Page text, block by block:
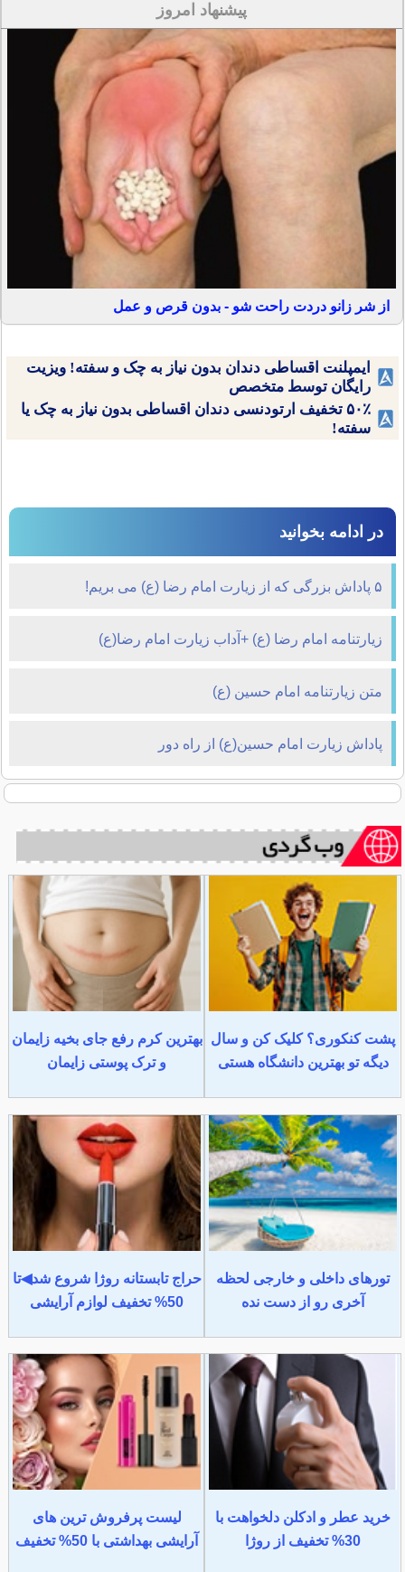
پیشنهاد امروز
از شر زانو دردت راحت شو - بدون قرص و عمل
ایمپلنت اقساطی دندان بدون نیاز به چک و سفته! ویزیت
رایگان توسط متخصص
۵۰٪ تخفیف ارتودنسی دندان اقساطی بدون نیاز به چک یا
سفته!
در ادامه بخوانید
۵ پاداش بزرگی که از زیارت امام رضا (ع) می بریم!
زیارتنامه امام رضا (ع) +آداب زیارت امام رضا(ع)
متن زیارتنامه امام حسین (ع)
پاداش زیارت امام حسین(ع) از راه دور
پشت کنکوری؟ کلیک کن و سال
دیگه تو بهترین دانشگاه هستی
بهترین کرم رفع جای بخیه زایمان
و ترک پوستی زایمان
تورهای داخلی و خارجی لحظه
آخری رو از دست نده
حراج تابستانه روژا شروع شد◀تا
50% تخفیف لوازم آرایشی
خرید عطر و ادکلن دلخواهت با
30% تخفیف از روژا
لیست پرفروش ترین های
آرایشی بهداشتی با 50% تخفیف